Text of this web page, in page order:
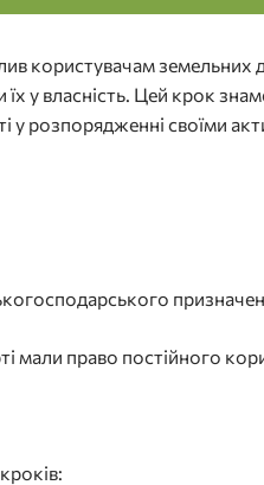
користувачам
їх у власність. Цей крок
у розпорядженні своїми
мали право постійного